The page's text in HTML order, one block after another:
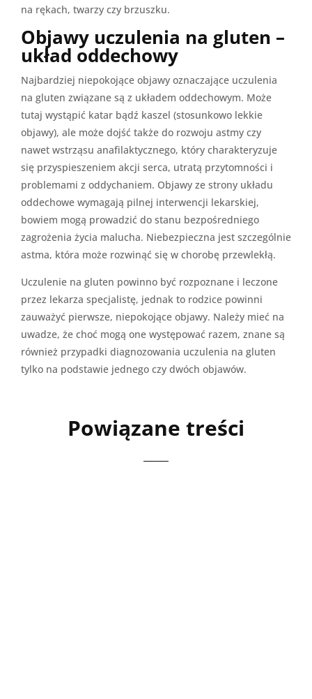
na rękach, twarzy czy brzuszku.
Objawy uczulenia na gluten –
układ oddechowy
Najbardziej niepokojące objawy oznaczające uczulenia
na gluten związane są z układem oddechowym. Może
tutaj wystąpić katar bądź kaszel (stosunkowo lekkie
objawy), ale może dojść także do rozwoju astmy czy
nawet wstrząsu anafilaktycznego, który charakteryzuje
się przyspieszeniem akcji serca, utratą przytomności i
problemami z oddychaniem. Objawy ze strony układu
oddechowe wymagają pilnej interwencji lekarskiej,
bowiem mogą prowadzić do stanu bezpośredniego
zagrożenia życia malucha. Niebezpieczna jest szczególnie
astma, która może rozwinąć się w chorobę przewlekłą.
Uczulenie na gluten powinno być rozpoznane i leczone
przez lekarza specjalistę, jednak to rodzice powinni
zauważyć pierwsze, niepokojące objawy. Należy mieć na
uwadze, że choć mogą one występować razem, znane są
również przypadki diagnozowania uczulenia na gluten
tylko na podstawie jednego czy dwóch objawów.
Powiązane treści